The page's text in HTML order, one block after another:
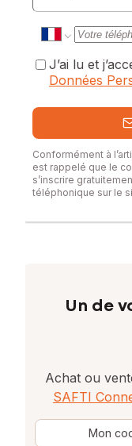
J’ai lu et
Données
Conformément à
est rappelé que le
s’inscrire
téléphonique sur le
Un de
Achat ou
SAFTI
Mon